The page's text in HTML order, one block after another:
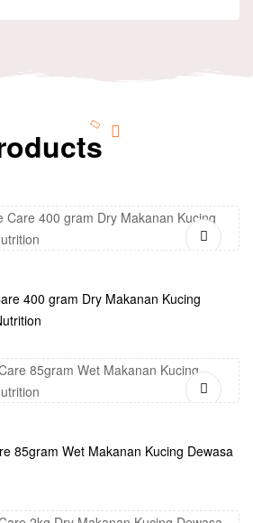
400 gram Dry Makanan Kucing
85gram Wet Makanan Kucing Dewasa